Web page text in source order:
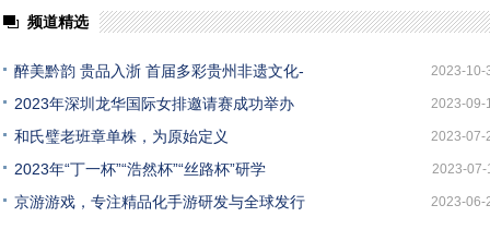
频道精选
醉美黔韵 贵品入浙 首届多彩贵州非遗文化- 2023-10-
2023年深圳龙华国际女排邀请赛成功举办 2023-09-
和氏璧老班章单株，为原始定义 2023-07-
2023年“丁一杯”“浩然杯”“丝路杯”研学 2023-07-
京游游戏，专注精品化手游研发与全球发行 2023-06-